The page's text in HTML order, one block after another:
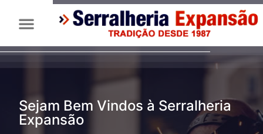
Sejam Bem Vindos à Serralheria
Expansão